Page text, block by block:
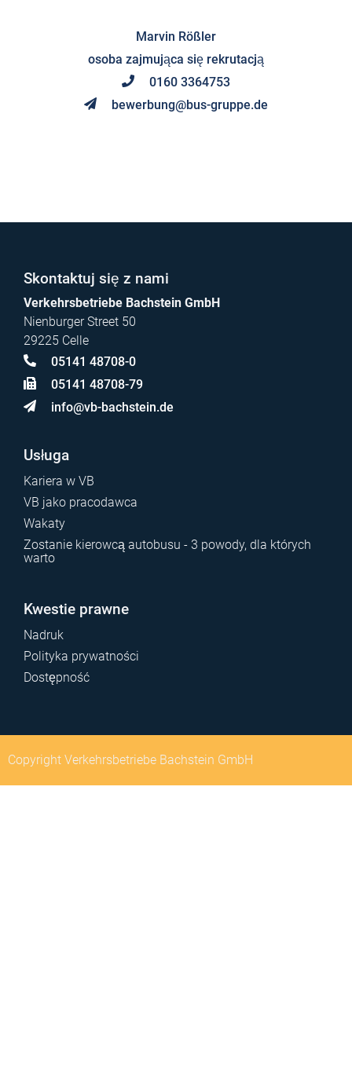
Marvin Rößler
osoba zajmująca się rekrutacją
0160 3364753
bewerbung@bus-gruppe.de
Skontaktuj się z nami
Verkehrsbetriebe Bachstein GmbH
Nienburger Street 50
29225 Celle
05141 48708-0
05141 48708-79
info@vb-bachstein.de
Usługa
Kariera w VB
VB jako pracodawca
Wakaty
Zostanie kierowcą autobusu - 3 powody, dla których
warto
Kwestie prawne
Nadruk
Polityka prywatności
Dostępność
Copyright Verkehrsbetriebe Bachstein GmbH